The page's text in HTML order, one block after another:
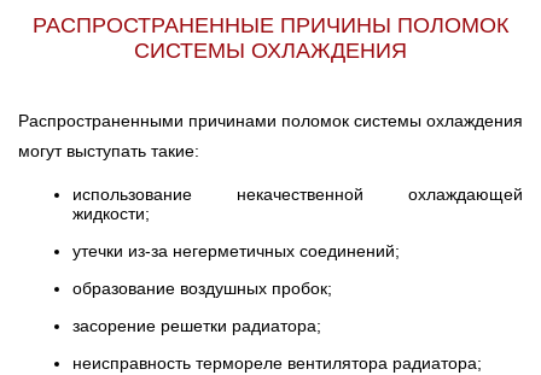
РАСПРОСТРАНЕННЫЕ ПРИЧИНЫ ПОЛОМОК
СИСТЕМЫ ОХЛАЖДЕНИЯ
Распространенными причинами поломок системы охлаждения
могут выступать такие:
использование некачественной охлаждающей
жидкости;
утечки из-за негерметичных соединений;
образование воздушных пробок;
засорение решетки радиатора;
неисправность термореле вентилятора радиатора;